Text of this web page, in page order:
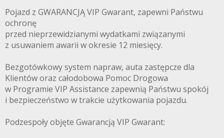
Pojazd z GWARANCJĄ VIP Gwarant, zapewni Państwu
ochronę
przed nieprzewidzianymi wydatkami związanymi
z usuwaniem awarii w okresie 12 miesięcy.
Bezgotówkowy system napraw, auta zastępcze dla
Klientów oraz całodobowa Pomoc Drogowa
w Programie VIP Assistance zapewnią Państwu spokój
i bezpieczeństwo w trakcie użytkowania pojazdu.
Podzespoły objęte Gwarancją VIP Gwarant: